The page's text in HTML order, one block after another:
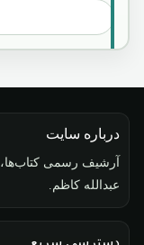
درباره سایت
آرشیف رسمی کتاب‌ها،
عبدالله کاظم.
دسترسی سریع